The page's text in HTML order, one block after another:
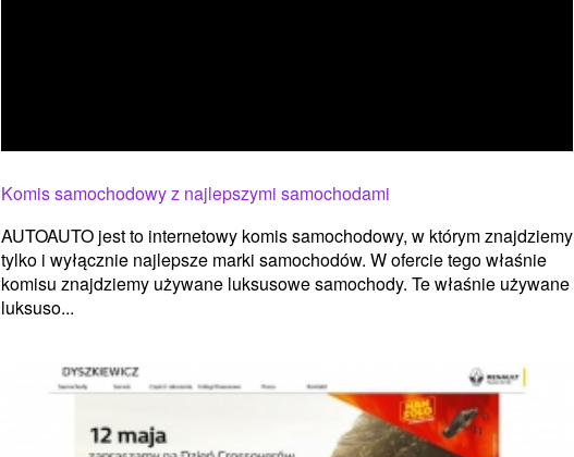
Komis samochodowy z najlepszymi samochodami
AUTOAUTO jest to internetowy komis samochodowy, w którym znajdziemy
tylko i wyłącznie najlepsze marki samochodów. W ofercie tego właśnie
komisu znajdziemy używane luksusowe samochody. Te właśnie używane
luksuso...